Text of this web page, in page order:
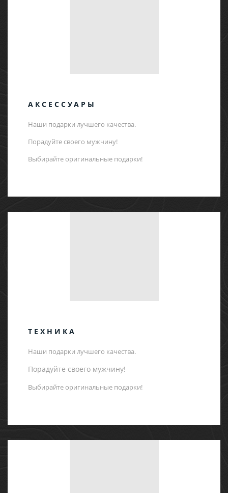
АКСЕССУАРЫ
Наши подарки лучшего качества.
Порадуйте своего мужчину!
Выбирайте оригинальные подарки!
ТЕХНИКА
Наши подарки лучшего качества.
Порадуйте своего мужчину!
Выбирайте оригинальные подарки!